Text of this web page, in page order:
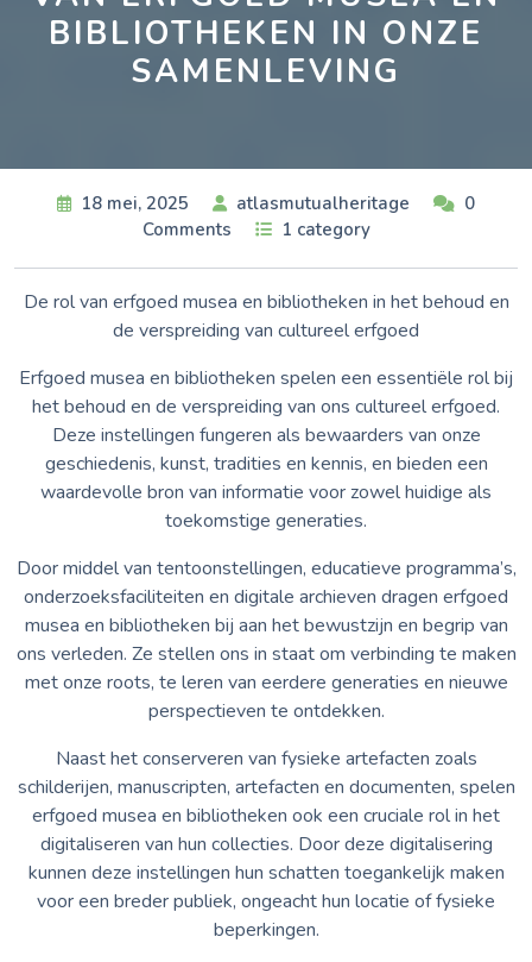
BIBLIOTHEKEN IN ONZE
SAMENLEVING
18 mei, 2025 atlasmutualheritage
0
Comments
1 category
De rol van erfgoed musea en bibliotheken in het behoud en
de verspreiding van cultureel erfgoed
Erfgoed musea en bibliotheken spelen een essentiële rol bij
het behoud en de verspreiding van ons cultureel erfgoed.
Deze instellingen fungeren als bewaarders van onze
geschiedenis, kunst, tradities en kennis, en bieden een
waardevolle bron van informatie voor zowel huidige als
toekomstige generaties.
Door middel van tentoonstellingen, educatieve programma’s,
onderzoeksfaciliteiten en digitale archieven dragen erfgoed
musea en bibliotheken bij aan het bewustzijn en begrip van
ons verleden. Ze stellen ons in staat om verbinding te maken
met onze roots, te leren van eerdere generaties en nieuwe
perspectieven te ontdekken.
Naast het conserveren van fysieke artefacten zoals
schilderijen, manuscripten, artefacten en documenten, spelen
erfgoed musea en bibliotheken ook een cruciale rol in het
digitaliseren van hun collecties. Door deze digitalisering
kunnen deze instellingen hun schatten toegankelijk maken
voor een breder publiek, ongeacht hun locatie of fysieke
beperkingen.